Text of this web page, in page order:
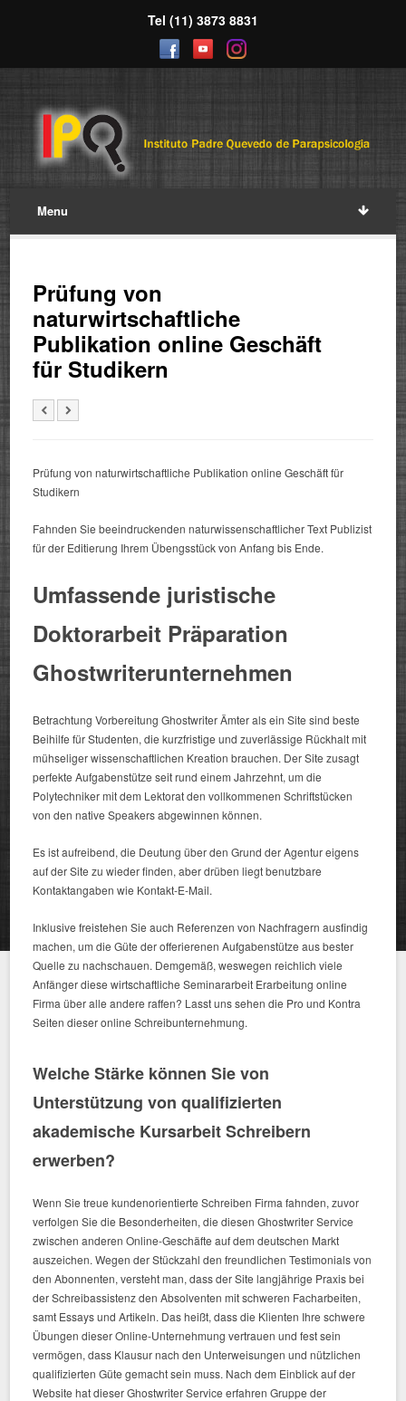
Tel (11) 3873 8831
Menu
Prüfung von
naturwirtschaftliche
Publikation online Geschäft
für Studikern
Prüfung von naturwirtschaftliche Publikation online Geschäft für
Studikern
Fahnden Sie beeindruckenden naturwissenschaftlicher Text Publizist
für der Editierung Ihrem Übengsstück von Anfang bis Ende.
Umfassende juristische
Doktorarbeit Präparation
Ghostwriterunternehmen
Betrachtung Vorbereitung Ghostwriter Ämter als ein Site sind beste
Beihilfe für Studenten, die kurzfristige und zuverlässige Rückhalt mit
mühseliger wissenschaftlichen Kreation brauchen. Der Site zusagt
perfekte Aufgabenstütze seit rund einem Jahrzehnt, um die
Polytechniker mit dem Lektorat den vollkommenen Schriftstücken
von den native Speakers abgewinnen können.
Es ist aufreibend, die Deutung über den Grund der Agentur eigens
auf der Site zu wieder finden, aber drüben liegt benutzbare
Kontaktangaben wie Kontakt-E-Mail.
Inklusive freistehen Sie auch Referenzen von Nachfragern ausfindig
machen, um die Güte der offerierenen Aufgabenstütze aus bester
Quelle zu nachschauen. Demgemäß, weswegen reichlich viele
Anfänger diese wirtschaftliche Seminararbeit Erarbeitung online
Firma über alle andere raffen? Lasst uns sehen die Pro und Kontra
Seiten dieser online Schreibunternehmung.
Welche Stärke können Sie von
Unterstützung von qualifizierten
akademische Kursarbeit Schreibern
erwerben?
Wenn Sie treue kundenorientierte Schreiben Firma fahnden, zuvor
verfolgen Sie die Besonderheiten, die diesen Ghostwriter Service
zwischen anderen Online-Geschäfte auf dem deutschen Markt
auszeichen. Wegen der Stückzahl den freundlichen Testimonials von
den Abonnenten, versteht man, dass der Site langjährige Praxis bei
der Schreibassistenz den Absolventen mit schweren Facharbeiten,
samt Essays und Artikeln. Das heißt, dass die Klienten Ihre schwere
Übungen dieser Online-Unternehmung vertrauen und fest sein
vermögen, dass Klausur nach den Unterweisungen und nützlichen
qualifizierten Güte gemacht sein muss. Nach dem Einblick auf der
Website hat dieser Ghostwriter Service erfahren Gruppe der